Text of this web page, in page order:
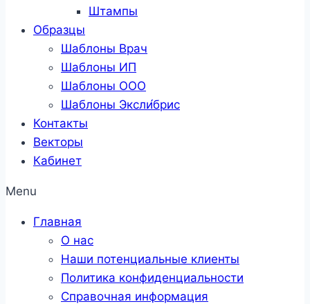
Штампы
Образцы
Шаблоны Врач
Шаблоны ИП
Шаблоны ООО
Шаблоны Эксли́брис
Контакты
Векторы
Кабинет
Menu
Главная
О нас
Наши потенциальные клиенты
Политика конфиденциальности
Справочная информация